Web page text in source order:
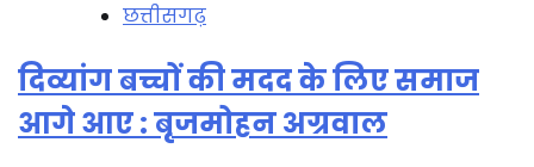
छत्तीसगढ़
दिव्यांग बच्चों की मदद के लिए समाज
आगे आए : बृजमोहन अग्रवाल